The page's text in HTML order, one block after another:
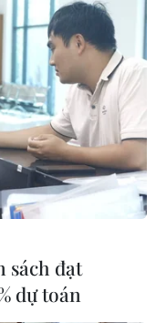
sách đạt
dự toán